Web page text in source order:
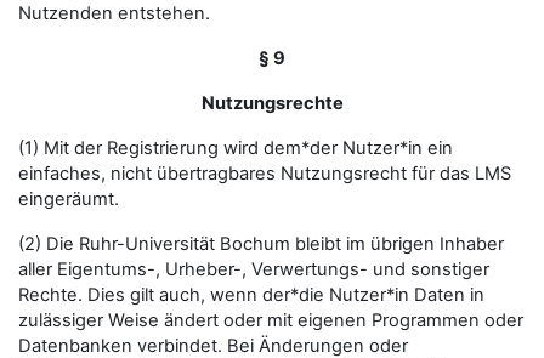
Nutzenden entstehen.
§ 9
Nutzungsrechte
(1) Mit der Registrierung wird dem*der Nutzer*in ein
einfaches, nicht übertragbares Nutzungsrecht für das LMS
eingeräumt.
(2) Die Ruhr-Universität Bochum bleibt im übrigen Inhaber
aller Eigentums-, Urheber-, Verwertungs- und sonstiger
Rechte. Dies gilt auch, wenn der*die Nutzer*in Daten in
zulässiger Weise ändert oder mit eigenen Programmen oder
Datenbanken verbindet. Bei Änderungen oder